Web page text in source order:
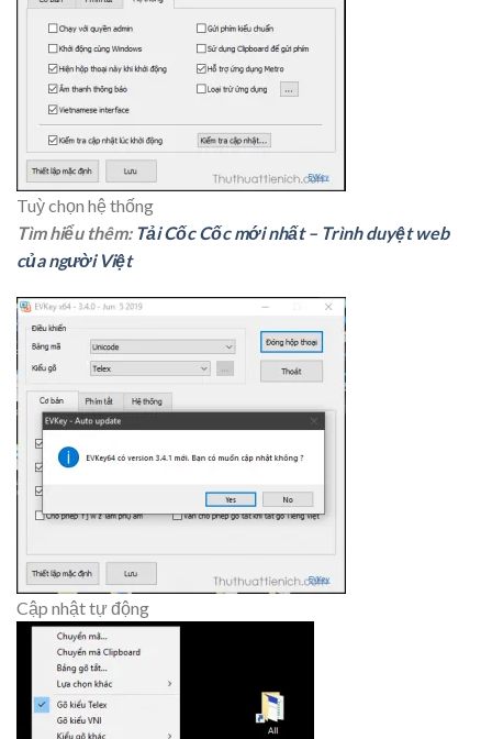
Tuỳ chọn hệ thống
Tìm hiểu thêm: Tải Cốc Cốc mới nhất – Trình duyệt web
của người Việt
Cập nhật tự động